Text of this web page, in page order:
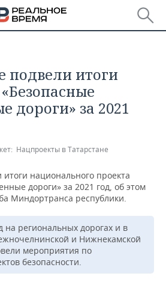
ПФО
подвели итоги
дороги» за 2021
Нацпроекты в Татарстане
итоги национального проекта
дороги» за 2021 год, об этом
Миндортранса республики.
региональных дорогах и в
и Нижнекамской
мероприятия по
безопасности.